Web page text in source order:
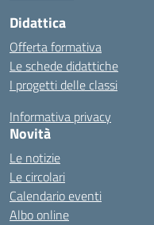
Didattica
Offerta formativa
Le schede didattiche
I progetti delle classi
Informativa privacy
Novità
Le notizie
Le circolari
Calendario eventi
Albo online